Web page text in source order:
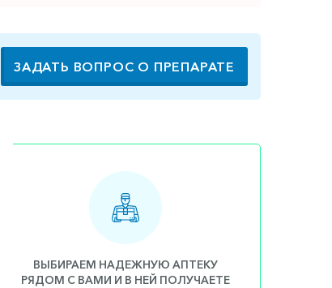
ЗАДАТЬ ВОПРОС О ПРЕПАРАТЕ
ВЫБИРАЕМ НАДЕЖНУЮ АПТЕКУ
РЯДОМ С ВАМИ И В НЕЙ ПОЛУЧАЕТЕ